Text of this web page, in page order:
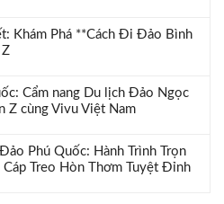
Khám Phá **Cách Đi Đảo Bình
Cẩm nang Du lịch Đảo Ngọc
Z cùng Vivu Việt Nam
Phú Quốc: Hành Trình Trọn
Treo Hòn Thơm Tuyệt Đỉnh